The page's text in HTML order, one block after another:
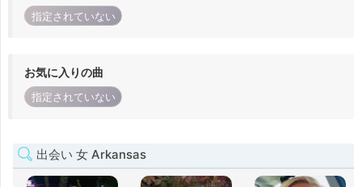
指定されていない
お気に入りの曲
指定されていない
出会い 女 Arkansas